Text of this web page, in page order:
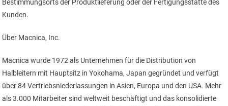
Bestimmungsorts der Produktlieferung oder der Fertigungsstätte des
Kunden.
Über Macnica, Inc.
Macnica wurde 1972 als Unternehmen für die Distribution von
Halbleitern mit Hauptsitz in Yokohama, Japan gegründet und verfügt
über 84 Vertriebsniederlassungen in Asien, Europa und den USA. Mehr
als 3.000 Mitarbeiter sind weltweit beschäftigt und das konsolidierte